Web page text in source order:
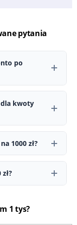
pytania
po
dnia, w
odbiorcy.
dla kwoty
wysokości kwoty.
kilku lat przy
1000 zł?
oraz czasu
są przed
indywidualnej
1 tys?